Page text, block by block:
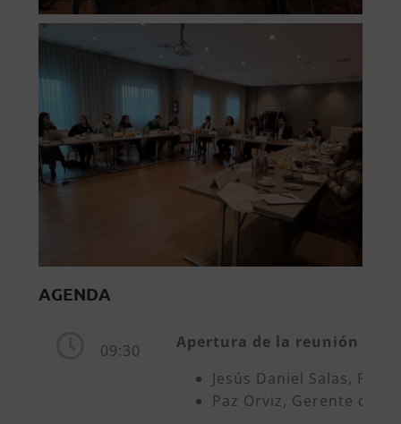
AGENDA
09:30
Apertura de la reunión y
Jesús Daniel Salas,
Paz Orviz, Gerente de